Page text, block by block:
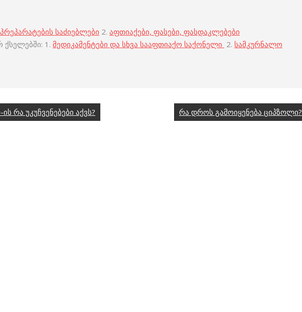
პრეპარატების საძიებლები 2. აფთიაქები, ფასები, ფასდაკლებები
1. მედიკამენტები და სხვა სააფთიაქო საქონელი 2. სამკურნალო
რა უკუჩვენებები აქვს? რა დროს გამოიყენება ციპზოლი?